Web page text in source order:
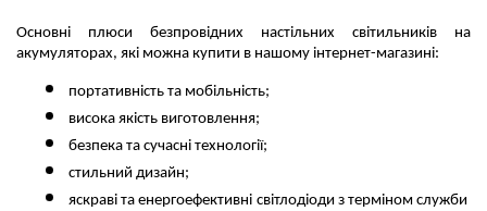
Основні плюси безпровідних настільних світильників на
акумуляторах, які можна купити в нашому інтернет-магазині:
портативність та мобільність;
висока якість виготовлення;
безпека та сучасні технології;
стильний дизайн;
яскраві та енергоефективні світлодіоди з терміном служби